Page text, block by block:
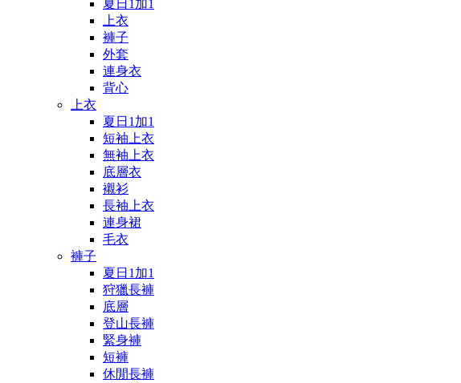
夏日1加1
上衣
褲子
外套
連身衣
背心
上衣
夏日1加1
短袖上衣
無袖上衣
底層衣
襯衫
長袖上衣
連身裙
毛衣
褲子
夏日1加1
狩獵長褲
底層
登山長褲
緊身褲
短褲
休閒長褲